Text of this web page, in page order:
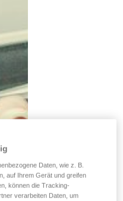
Daten, wie z. B.
auf Ihrem Gerät und greifen
können die Tracking-
verarbeiten Daten, um